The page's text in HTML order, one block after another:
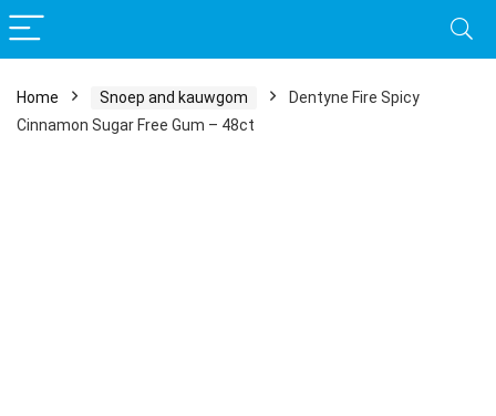
Home Snoep and kauwgom
Dentyne Fire Spicy
Cinnamon Sugar Free Gum – 48ct